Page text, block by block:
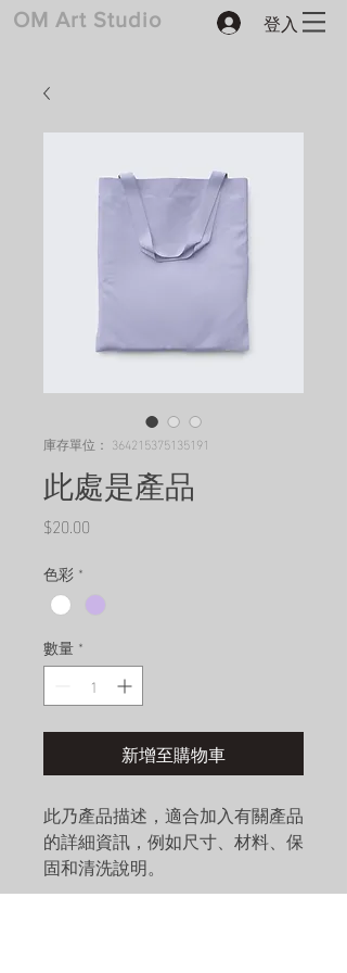
​OM Art Studio 登入
庫存單位： 364215375135191
此處是產品
$20.00
色彩 *
數量 *
新增至購物車
此乃產品描述，適合加入有關產品
的詳細資訊，例如尺寸、材料、保
固和清洗說明。